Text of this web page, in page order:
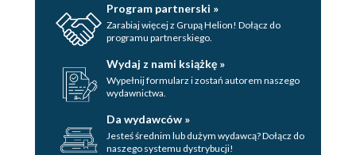
Program partnerski »
Zarabiaj więcej z Grupą Helion! Dołącz do
programu partnerskiego.
Wydaj z nami książkę »
Wypełnij formularz i zostań autorem naszego
wydawnictwa.
Da wydawców »
Jesteś średnim lub dużym wydawcą? Dołącz do
naszego systemu dystrybucji!